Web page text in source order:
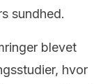
sundhed.
blevet
hvor